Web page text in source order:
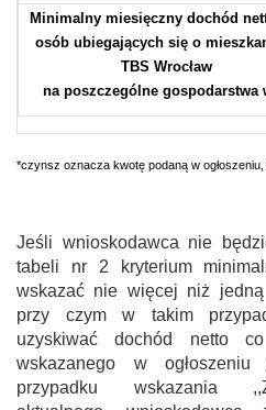
Minimalny miesięczny dochód
osób ubiegających się o
TBS Wrocław
na poszczególne gospodarstwa
*czynsz oznacza kwotę podaną w ogłoszeniu,
Jeśli wnioskodawca nie
tabeli nr 2 kryterium
wskazać nie więcej niż
przy czym w takim
uzyskiwać dochód netto
wskazanego w
przypadku wskazania